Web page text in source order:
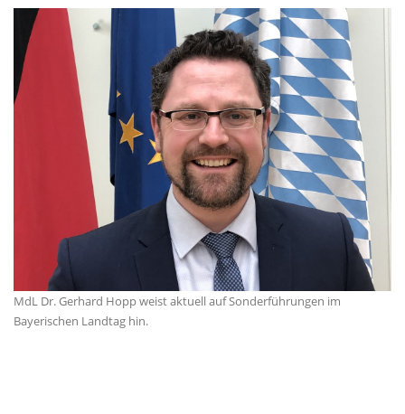
MdL Dr. Gerhard Hopp weist aktuell auf Sonderführungen im
Bayerischen Landtag hin.